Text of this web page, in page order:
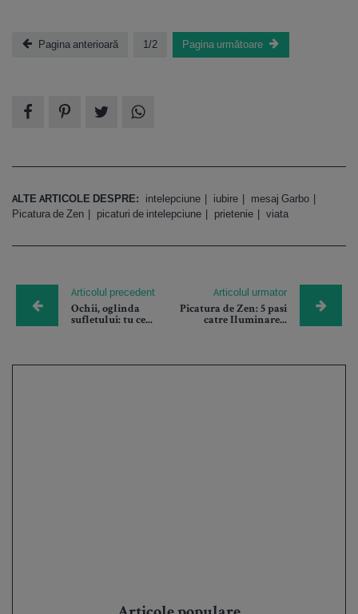
Pagina anterioară 1/2 Pagina următoare
ALTE ARTICOLE DESPRE: intelepciune iubire
mesaj Garbo
Picatura de Zen
picaturi de intelepciune prietenie viata
Articolul precedent
Ochii, oglinda
sufletului: tu ce...
Articolul urmator
Picatura de Zen: 5 pasi
catre Iluminare...